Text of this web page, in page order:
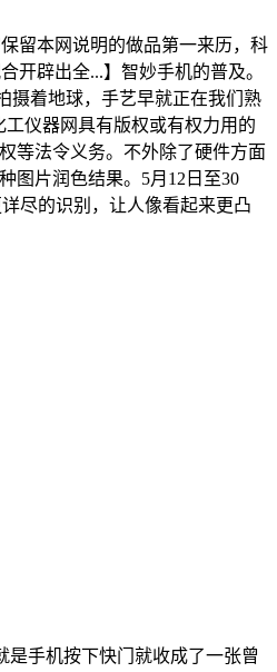
留本网说明的做品第一来历，科
开辟出全...】智妙手机的普及。
摄着地球，手艺早就正在我们熟
仪器网具有版权或有权力用的
等法令义务。不外除了硬件方面
图片润色结果。5月12日至30
尽的识别，让人像看起来更凸
手机按下快门就收成了一张曾